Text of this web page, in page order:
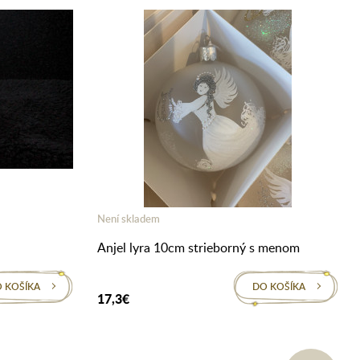
KOŠÍKA
Není skladem
Anjel lyra 10cm strieborný s menom
17,3€
DO KOŠÍKA